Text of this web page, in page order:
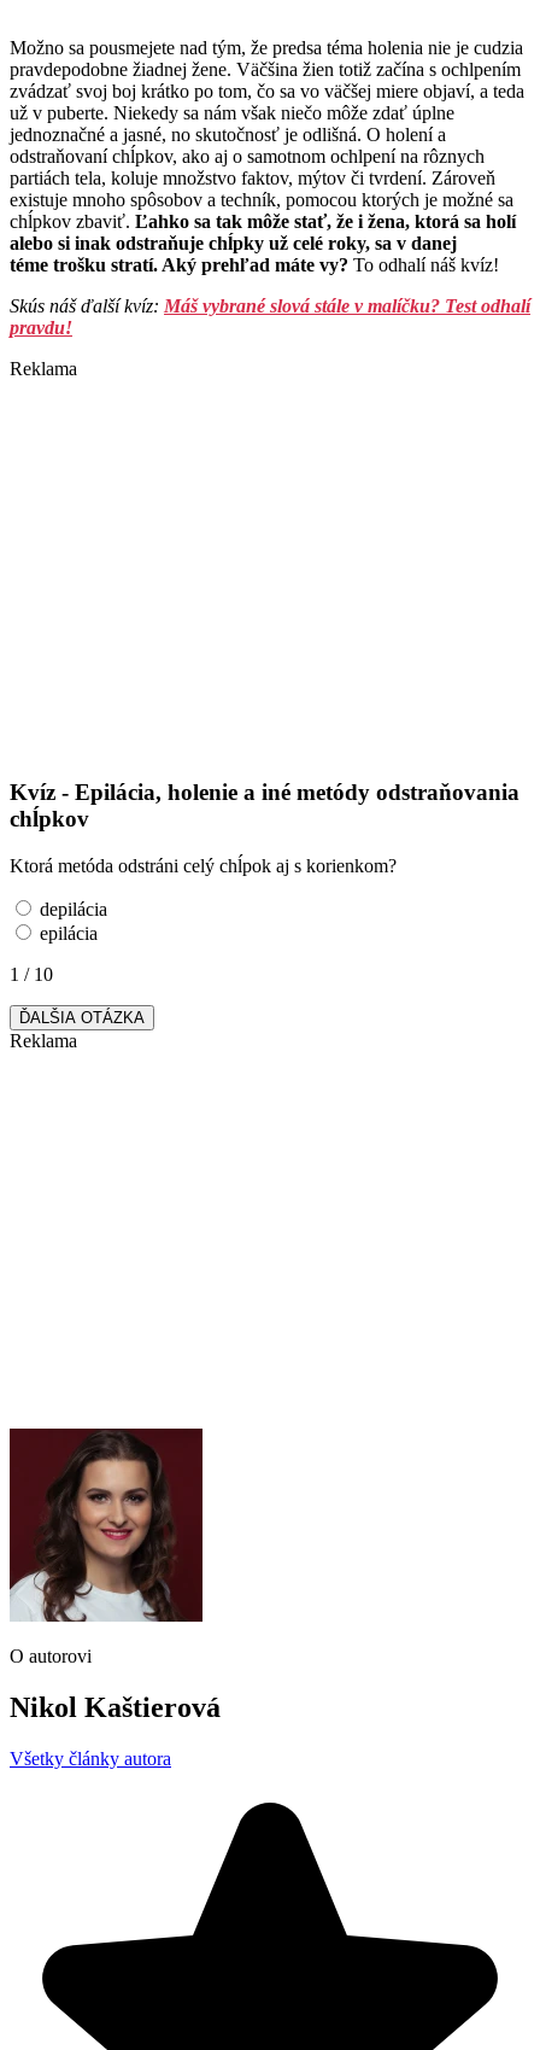
Možno sa pousmejete nad tým, že predsa téma holenia nie je cudzia
pravdepodobne žiadnej žene. Väčšina žien totiž začína s ochlpením
zvádzať svoj boj krátko po tom, čo sa vo väčšej miere objaví, a teda
už v puberte. Niekedy sa nám však niečo môže zdať úplne
jednoznačné a jasné, no skutočnosť je odlišná. O holení a
odstraňovaní chĺpkov, ako aj o samotnom ochlpení na rôznych
partiách tela, koluje množstvo faktov, mýtov či tvrdení. Zároveň
existuje mnoho spôsobov a techník, pomocou ktorých je možné sa
chĺpkov zbaviť. Ľahko sa tak môže stať, že i žena, ktorá sa holí
alebo si inak odstraňuje chĺpky už celé roky, sa v danej
téme trošku stratí. Aký prehľad máte vy? To odhalí náš kvíz!
Skús náš ďalší kvíz: Máš vybrané slová stále v malíčku? Test odhalí
pravdu!
Reklama
Kvíz - Epilácia, holenie a iné metódy odstraňovania
chĺpkov
Ktorá metóda odstráni celý chĺpok aj s korienkom?
depilácia
epilácia
1 / 10
ĎALŠIA OTÁZKA
Reklama
O autorovi
Nikol Kaštierová
Všetky články autora